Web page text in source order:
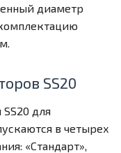
диаметр
SS20
для
в четырех
«Стандарт»,